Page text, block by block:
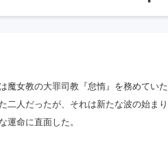
魔女教の大罪司教『怠惰』を務めてい
二人だったが、それは新たな波の始ま
運命に直面した。